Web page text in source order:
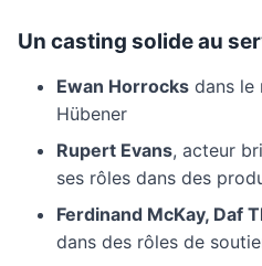
Un casting solide au
Ewan Horrocks dans le
Hübener
Rupert Evans, acteur
ses rôles dans des
Ferdinand McKay, Daf
dans des rôles de